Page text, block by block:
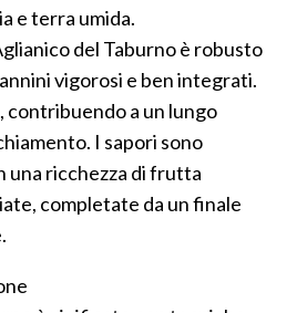
e terra umida.
del Taburno è robusto
vigorosi e ben integrati.
contribuendo a un lungo
I sapori sono
una ricchezza di frutta
completate da un finale